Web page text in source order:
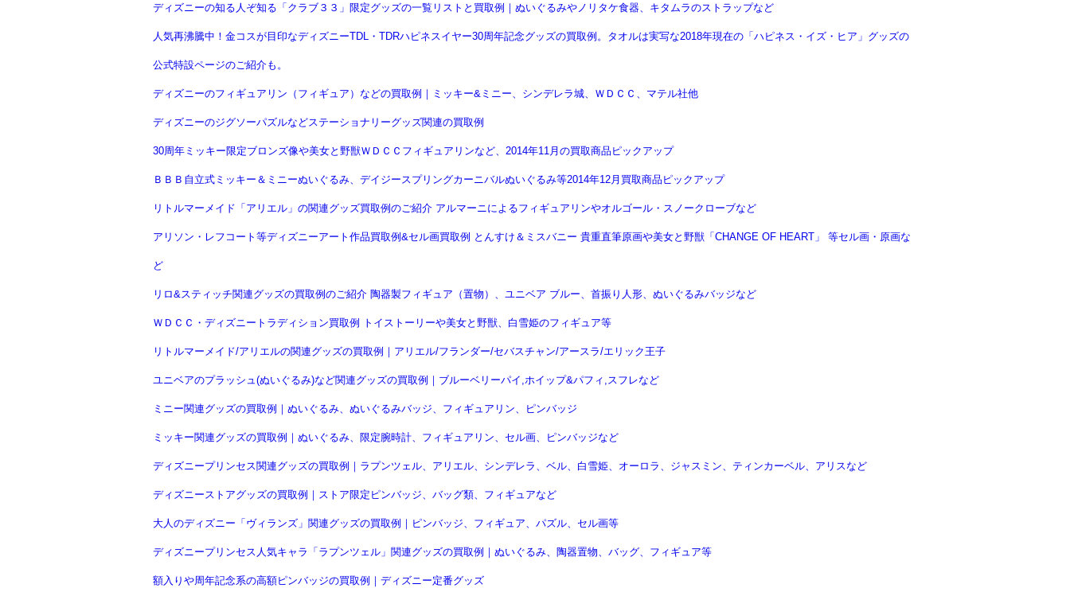
ディズニーの知る人ぞ知る「クラブ３３」限定グッズの一覧リストと買取例｜ぬいぐるみやノリタケ食器、キタムラのストラップなど
人気再沸騰中！金コスが目印なディズニーTDL・TDRハピネスイヤー30周年記念グッズの買取例。タオルは実写な2018年現在の「ハピネス・イズ・ヒア」グッズの
公式特設ページのご紹介も。
ディズニーのフィギュアリン（フィギュア）などの買取例｜ミッキー&ミニー、シンデレラ城、ＷＤＣＣ、マテル社他
ディズニーのジグソーパズルなどステーショナリーグッズ関連の買取例
30周年ミッキー限定ブロンズ像や美女と野獣ＷＤＣＣフィギュアリンなど、2014年11月の買取商品ピックアップ
ＢＢＢ自立式ミッキー＆ミニーぬいぐるみ、デイジースプリングカーニバルぬいぐるみ等2014年12月買取商品ピックアップ
リトルマーメイド「アリエル」の関連グッズ買取例のご紹介 アルマーニによるフィギュアリンやオルゴール・スノークローブなど
アリソン・レフコート等ディズニーアート作品買取例&セル画買取例 とんすけ＆ミスバニー 貴重直筆原画や美女と野獣「CHANGE OF HEART」 等セル画・原画な
ど
リロ&スティッチ関連グッズの買取例のご紹介 陶器製フィギュア（置物）、ユニベア ブルー、首振り人形、ぬいぐるみバッジなど
ＷＤＣＣ・ディズニートラディション買取例 トイストーリーや美女と野獣、白雪姫のフィギュア等
リトルマーメイド/アリエルの関連グッズの買取例｜アリエル/フランダー/セバスチャン/アースラ/エリック王子
ユニベアのプラッシュ(ぬいぐるみ)など関連グッズの買取例｜ブルーベリーパイ,ホイップ&パフィ,スフレなど
ミニー関連グッズの買取例｜ぬいぐるみ、ぬいぐるみバッジ、フィギュアリン、ピンバッジ
ミッキー関連グッズの買取例｜ぬいぐるみ、限定腕時計、フィギュアリン、セル画、ピンバッジなど
ディズニープリンセス関連グッズの買取例｜ラプンツェル、アリエル、シンデレラ、ベル、白雪姫、オーロラ、ジャスミン、ティンカーベル、アリスなど
ディズニーストアグッズの買取例｜ストア限定ピンバッジ、バッグ類、フィギュアなど
大人のディズニー「ヴィランズ」関連グッズの買取例｜ピンバッジ、フィギュア、パズル、セル画等
ディズニープリンセス人気キャラ「ラプンツェル」関連グッズの買取例｜ぬいぐるみ、陶器置物、バッグ、フィギュア等
額入りや周年記念系の高額ピンバッジの買取例｜ディズニー定番グッズ